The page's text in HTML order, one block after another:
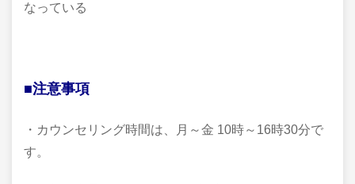
なっている
■注意事項
・カウンセリング時間は、月～金 10時～16時30分で
す。